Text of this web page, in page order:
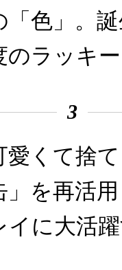
「色」。
のラッキ
3
愛くて捨
」を再活
イに大活